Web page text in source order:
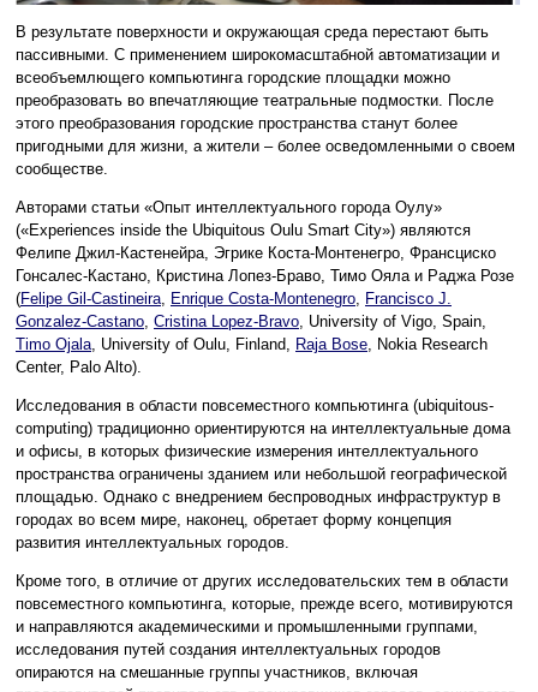
В результате поверхности и окружающая среда перестают быть
пассивными. С применением широкомасштабной автоматизации и
всеобъемлющего компьютинга городские площадки можно
преобразовать во впечатляющие театральные подмостки. После
этого преобразования городские пространства станут более
пригодными для жизни, а жители – более осведомленными о своем
сообществе.
Авторами статьи «Опыт интеллектуального города Оулу»
(«Experiences inside the Ubiquitous Oulu Smart City») являются
Фелипе Джил-Кастенейра, Эгрике Коста-Монтенегро, Франсциско
Гонсалес-Кастано, Кристина Лопез-Браво, Тимо Ояла и Раджа Розе
(Felipe Gil-Castineira, Enrique Costa-Montenegro, Francisco J.
Gonzalez-Castano, Cristina Lopez-Bravo, University of Vigo, Spain,
Timo Ojala, University of Oulu, Finland, Raja Bose, Nokia Research
Center, Palo Alto).
Исследования в области повсеместного компьютинга (ubiquitous-
computing) традиционно ориентируются на интеллектуальные дома
и офисы, в которых физические измерения интеллектуального
пространства ограничены зданием или небольшой географической
площадью. Однако с внедрением беспроводных инфраструктур в
городах во всем мире, наконец, обретает форму концепция
развития интеллектуальных городов.
Кроме того, в отличие от других исследовательских тем в области
повсеместного компьютинга, которые, прежде всего, мотивируются
и направляются академическими и промышленными группами,
исследования путей создания интеллектуальных городов
опираются на смешанные группы участников, включая